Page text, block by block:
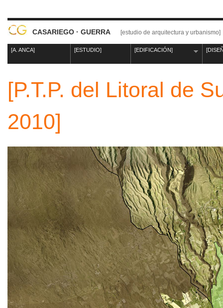
CASARIEGO · GUERRA [estudio de arquitectura y urbanismo]
[A. ANCA] [ESTUDIO] [EDIFICACIÓN]
[P.T.P. del Litoral de
2010]